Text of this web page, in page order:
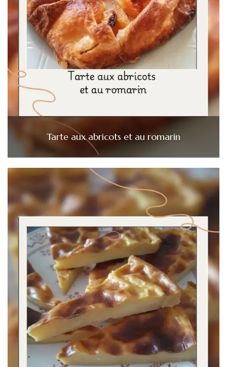
Tarte aux abricots et au romarin